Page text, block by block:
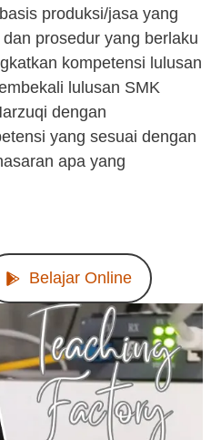
produksi/jasa yang
prosedur yang berlaku
kompetensi lulusan
lulusan SMK
dengan
yang sesuai dengan
apa yang
Belajar Online